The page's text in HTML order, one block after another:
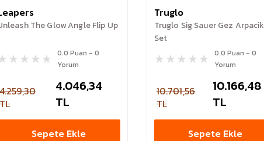
The Glow Angle Flip Up
0.0 Puan - 0
Yorum
4.046,34
TL
Sepete Ekle
Truglo
Truglo Sig Sauer Gez Arpacik
Set
0.0 Puan - 0
Yorum
10.701,56
TL
10.166,48
TL
Sepete Ekle